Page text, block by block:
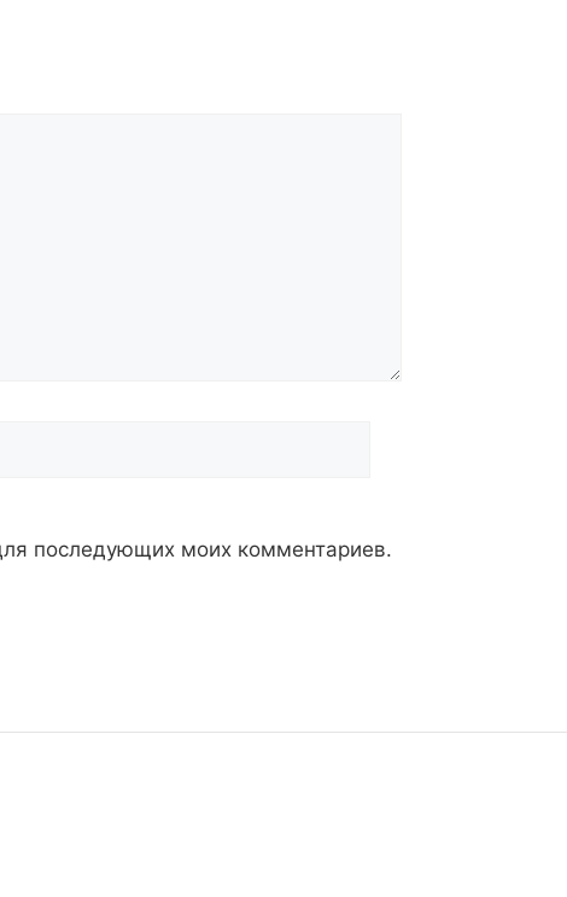
последующих моих комментариев.